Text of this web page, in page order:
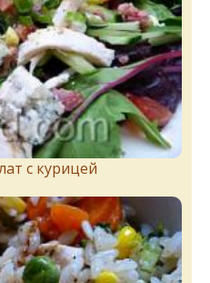
с курицей